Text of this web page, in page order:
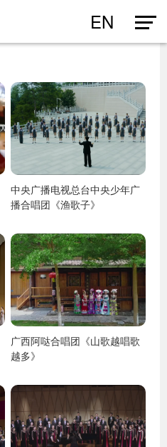
EN
中央广播电视总台中央少年广
播合唱团《渔歌子》
广西阿哒合唱团《山歌越唱歌
越多》